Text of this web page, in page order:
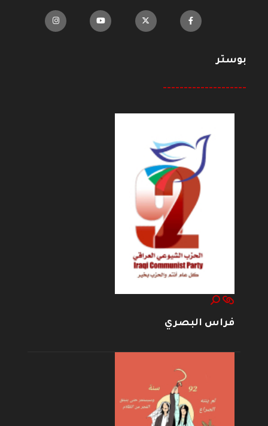
بوستر
--------------------
فراس البصري